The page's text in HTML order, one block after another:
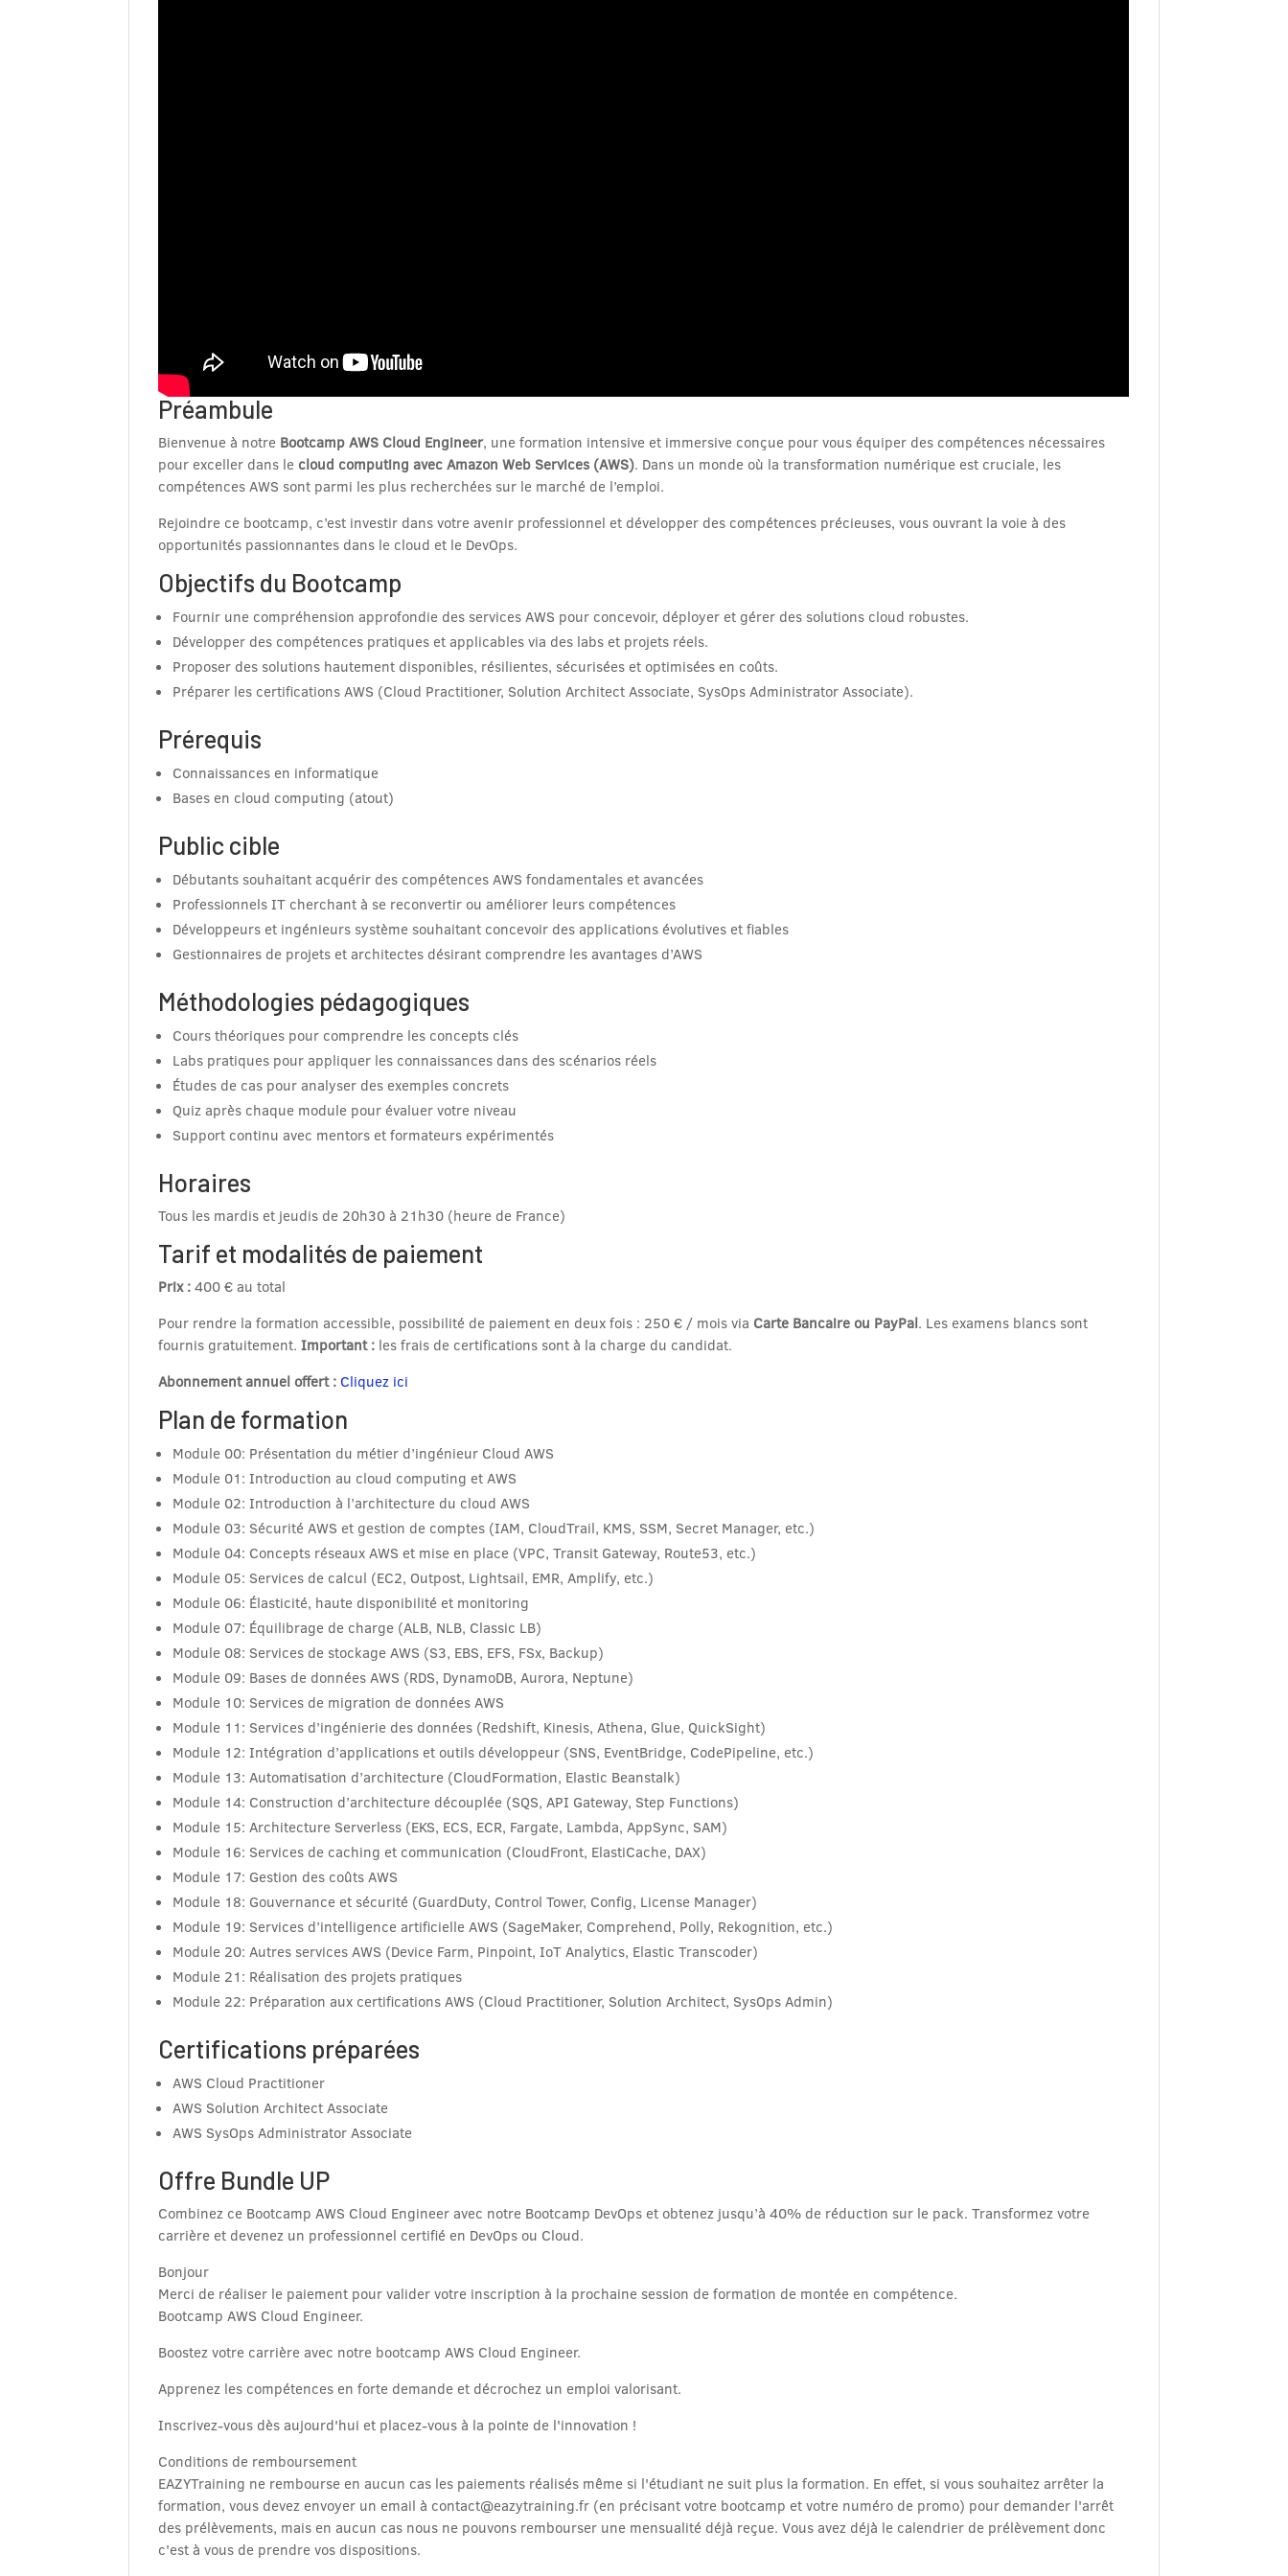
Préambule
Bienvenue à notre Bootcamp AWS Cloud Engineer, une formation intensive et immersive conçue pour vous équiper des compétences nécessaires
pour exceller dans le cloud computing avec Amazon Web Services (AWS). Dans un monde où la transformation numérique est cruciale, les
compétences AWS sont parmi les plus recherchées sur le marché de l’emploi.
Rejoindre ce bootcamp, c’est investir dans votre avenir professionnel et développer des compétences précieuses, vous ouvrant la voie à des
opportunités passionnantes dans le cloud et le DevOps.
Objectifs du Bootcamp
Fournir une compréhension approfondie des services AWS pour concevoir, déployer et gérer des solutions cloud robustes.
Développer des compétences pratiques et applicables via des labs et projets réels.
Proposer des solutions hautement disponibles, résilientes, sécurisées et optimisées en coûts.
Préparer les certifications AWS (Cloud Practitioner, Solution Architect Associate, SysOps Administrator Associate).
Prérequis
Connaissances en informatique
Bases en cloud computing (atout)
Public cible
Débutants souhaitant acquérir des compétences AWS fondamentales et avancées
Professionnels IT cherchant à se reconvertir ou améliorer leurs compétences
Développeurs et ingénieurs système souhaitant concevoir des applications évolutives et fiables
Gestionnaires de projets et architectes désirant comprendre les avantages d’AWS
Méthodologies pédagogiques
Cours théoriques pour comprendre les concepts clés
Labs pratiques pour appliquer les connaissances dans des scénarios réels
Études de cas pour analyser des exemples concrets
Quiz après chaque module pour évaluer votre niveau
Support continu avec mentors et formateurs expérimentés
Horaires
Tous les mardis et jeudis de 20h30 à 21h30 (heure de France)
Tarif et modalités de paiement
Prix :400 € au total
Pour rendre la formation accessible, possibilité de paiement en deux fois : 250 € / mois via Carte Bancaire ou PayPal. Les examens blancs sont
fournis gratuitement.Important : les frais de certifications sont à la charge du candidat.
Abonnement annuel offert : Cliquez ici
Plan de formation
Module 00: Présentation du métier d’ingénieur Cloud AWS
Module 01: Introduction au cloud computing et AWS
Module 02: Introduction à l’architecture du cloud AWS
Module 03: Sécurité AWS et gestion de comptes (IAM, CloudTrail, KMS, SSM, Secret Manager, etc.)
Module 04: Concepts réseaux AWS et mise en place (VPC, Transit Gateway, Route53, etc.)
Module 05: Services de calcul (EC2, Outpost, Lightsail, EMR, Amplify, etc.)
Module 06: Élasticité, haute disponibilité et monitoring
Module 07: Équilibrage de charge (ALB, NLB, Classic LB)
Module 08: Services de stockage AWS (S3, EBS, EFS, FSx, Backup)
Module 09: Bases de données AWS (RDS, DynamoDB, Aurora, Neptune)
Module 10: Services de migration de données AWS
Module 11: Services d’ingénierie des données (Redshift, Kinesis, Athena, Glue, QuickSight)
Module 12: Intégration d’applications et outils développeur (SNS, EventBridge, CodePipeline, etc.)
Module 13: Automatisation d’architecture (CloudFormation, Elastic Beanstalk)
Module 14: Construction d’architecture découplée (SQS, API Gateway, Step Functions)
Module 15: Architecture Serverless (EKS, ECS, ECR, Fargate, Lambda, AppSync, SAM)
Module 16: Services de caching et communication (CloudFront, ElastiCache, DAX)
Module 17: Gestion des coûts AWS
Module 18: Gouvernance et sécurité (GuardDuty, Control Tower, Config, License Manager)
Module 19: Services d’intelligence artificielle AWS (SageMaker, Comprehend, Polly, Rekognition, etc.)
Module 20: Autres services AWS (Device Farm, Pinpoint, IoT Analytics, Elastic Transcoder)
Module 21: Réalisation des projets pratiques
Module 22: Préparation aux certifications AWS (Cloud Practitioner, Solution Architect, SysOps Admin)
Certifications préparées
AWS Cloud Practitioner
AWS Solution Architect Associate
AWS SysOps Administrator Associate
Offre Bundle UP
Combinez ce Bootcamp AWS Cloud Engineer avec notre Bootcamp DevOps et obtenez jusqu’à 40% de réduction sur le pack. Transformez votre
carrière et devenez un professionnel certifié en DevOps ou Cloud.
Bonjour
Merci de réaliser le paiement pour valider votre inscription à la prochaine session de formation de montée en compétence.
Bootcamp AWS Cloud Engineer.
Boostez votre carrière avec notre bootcamp AWS Cloud Engineer.
Apprenez les compétences en forte demande et décrochez un emploi valorisant.
Inscrivez-vous dès aujourd'hui et placez-vous à la pointe de l'innovation !
Conditions de remboursement
EAZYTraining ne rembourse en aucun cas les paiements réalisés même si l'étudiant ne suit plus la formation. En effet, si vous souhaitez arrêter la
formation, vous devez envoyer un email à contact@eazytraining.fr (en précisant votre bootcamp et votre numéro de promo) pour demander l'arrêt
des prélèvements, mais en aucun cas nous ne pouvons rembourser une mensualité déjà reçue. Vous avez déjà le calendrier de prélèvement donc
c'est à vous de prendre vos dispositions.